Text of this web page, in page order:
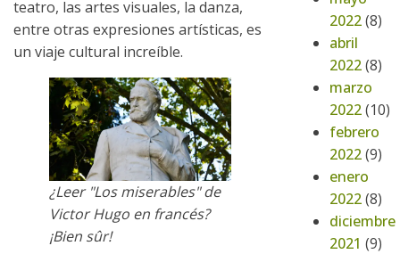
teatro, las artes visuales, la danza,
entre otras expresiones artísticas, es
un viaje cultural increíble.
¿Leer "Los miserables" de
Victor Hugo en francés?
¡Bien sûr!
2022(8)
abril
2022(8)
marzo
2022(10)
febrero
2022(9)
enero
2022(8)
diciembre
2021 (9)